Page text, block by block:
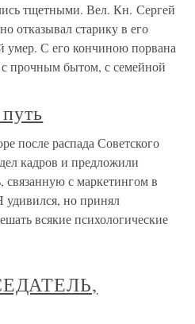
тщетными. Вел. Кн. Сергей
отказывал старику в его
умер. С его кончиною порвана
с прочным бытом, с семейной
после распада Советского
кадров и предложили
связанную с маркетингом в
но принял
всякие психологические